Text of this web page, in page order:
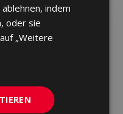
indem
oder sie
„Weitere